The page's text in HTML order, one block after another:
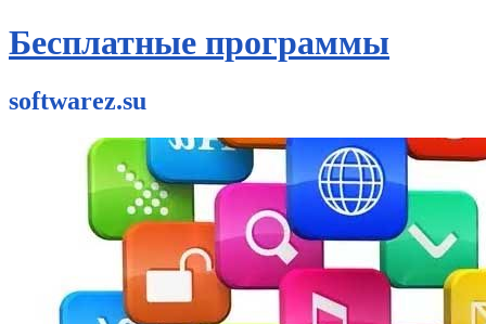
Бесплатные программы
softwarez.su